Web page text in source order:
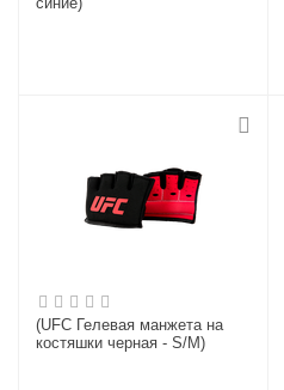
(UFC Гелевая манжета на
костяшки черная - S/M)